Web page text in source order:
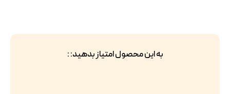
به این محصول امتیاز بدهید: :